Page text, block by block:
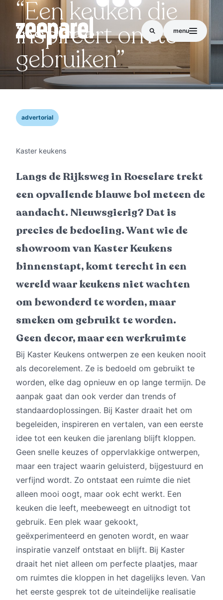
menu
“Een keuken die
inspireert om te
gebruiken”
advertorial
Kaster keukens
Langs de Rijksweg in Roeselare trekt
een opvallende blauwe bol meteen de
aandacht. Nieuwsgierig? Dat is
precies de bedoeling. Want wie de
showroom van Kaster Keukens
binnenstapt, komt terecht in een
wereld waar keukens niet wachten
om bewonderd te worden, maar
smeken om gebruikt te worden.
Geen decor, maar een werkruimte
Bij Kaster Keukens ontwerpen ze een keuken nooit
als decorelement. Ze is bedoeld om gebruikt te
worden, elke dag opnieuw en op lange termijn. De
aanpak gaat dan ook verder dan trends of
standaardoplossingen. Bij Kaster draait het om
begeleiden, inspireren en vertalen, van een eerste
idee tot een keuken die jarenlang blijft kloppen.
Geen snelle keuzes of oppervlakkige ontwerpen,
maar een traject waarin geluisterd, bijgestuurd en
verfijnd wordt. Zo ontstaat een ruimte die niet
alleen mooi oogt, maar ook echt werkt. Een
keuken die leeft, meebeweegt en uitnodigt tot
gebruik. Een plek waar gekookt,
geëxperimenteerd en genoten wordt, en waar
inspiratie vanzelf ontstaat en blijft. Bij Kaster
draait het niet alleen om perfecte plaatjes, maar
om ruimtes die kloppen in het dagelijks leven. Van
het eerste gesprek tot de uiteindelijke realisatie